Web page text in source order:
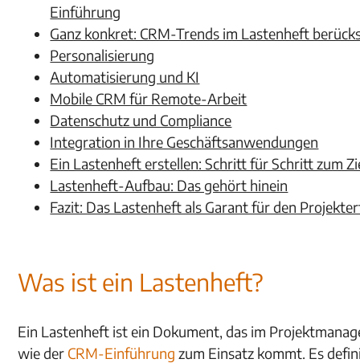
Einführung
Ganz konkret: CRM-Trends im Lastenheft
Personalisierung
Automatisierung und KI
Mobile CRM für Remote-Arbeit
Datenschutz und Compliance
Integration in Ihre Geschäftsanwendungen
Ein Lastenheft erstellen: Schritt für Schritt zum
Lastenheft-Aufbau: Das gehört hinein
Fazit: Das Lastenheft als Garant für den
Was ist ein Lastenheft?
Ein Lastenheft ist ein Dokument, das im
wie der CRM-Einführung zum Einsatz kommt. Es